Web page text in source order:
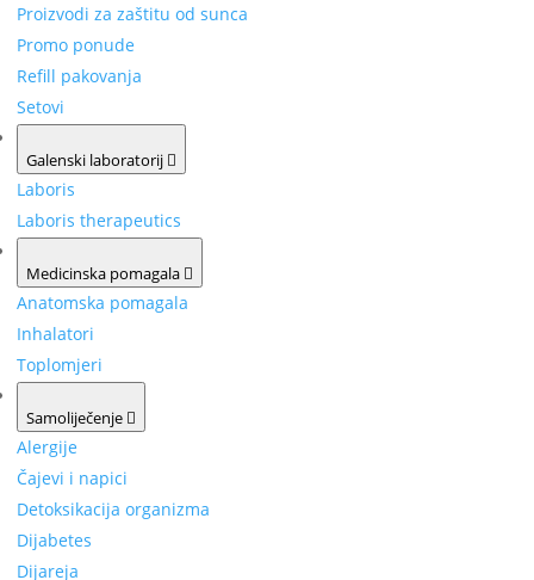
Proizvodi za zaštitu od sunca
Promo ponude
Refill pakovanja
Setovi
Galenski laboratorij
Laboris
Laboris therapeutics
Medicinska pomagala
Anatomska pomagala
Inhalatori
Toplomjeri
Samoliječenje
Alergije
Čajevi i napici
Detoksikacija organizma
Dijabetes
Dijareja